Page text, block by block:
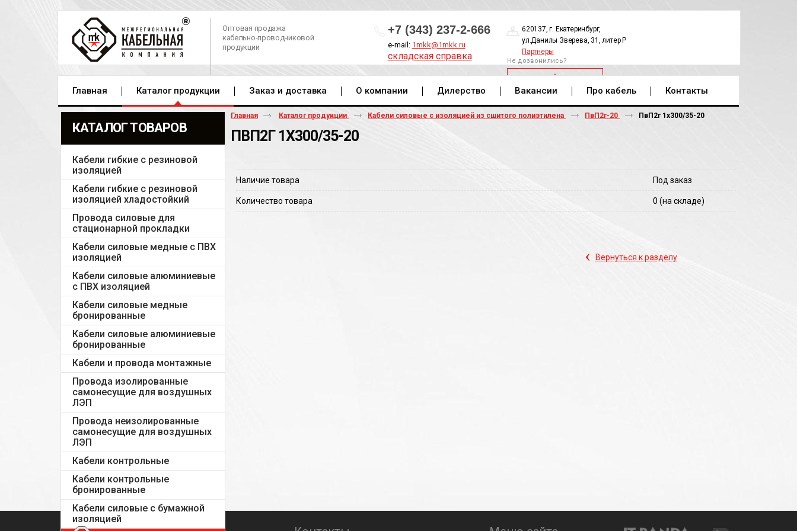
Оптовая продажа
кабельно-проводниковой
продукции
+7 (343) 237-2-666
e-mail: 1mkk@1mkk.ru
складская справка
620137, г. Екатеринбург,
ул.Данилы Зверева, 31, литер Р
Партнеры
Не дозвонились?
ОБРАТНЫЙ ЗВОНОК
Главная Каталог продукции Заказ и доставка О компании Дилерство Вакансии Про кабель Контакты
КАТАЛОГ ТОВАРОВ
Кабели гибкие с резиновой
изоляцией
Кабели гибкие с резиновой
изоляцией хладостойкий
Провода силовые для
стационарной прокладки
Кабели силовые медные с ПВХ
изоляцией
Кабели силовые алюминиевые
с ПВХ изоляцией
Кабели силовые медные
бронированные
Кабели силовые алюминиевые
бронированные
Кабели и провода монтажные
Провода изолированные
самонесущие для воздушных
ЛЭП
Провода неизолированные
самонесущие для воздушных
ЛЭП
Кабели контрольные
Кабели контрольные
бронированные
Кабели силовые с бумажной
изоляцией
Главная Каталог продукции Кабели силовые с изоляцией из сшитого полиэтилена ПвП2г-20 ПвП2г 1х300/35-20
ПВП2Г 1Х300/35-20
Наличие товара Под заказ
Количество товара 0 (на складе)
‹ Вернуться к разделу